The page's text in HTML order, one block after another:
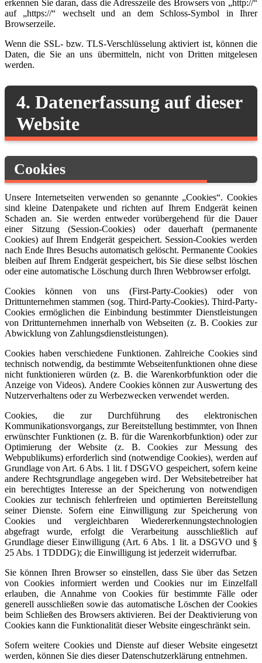
erkennen Sie daran, dass die Adresszeile des Browsers von „http://“
auf „https://“ wechselt und an dem Schloss-Symbol in Ihrer
Browserzeile.
Wenn die SSL- bzw. TLS-Verschlüsselung aktiviert ist, können die
Daten, die Sie an uns übermitteln, nicht von Dritten mitgelesen
werden.
4. Datenerfassung auf dieser
Website
Cookies
Unsere Internetseiten verwenden so genannte „Cookies“. Cookies
sind kleine Datenpakete und richten auf Ihrem Endgerät keinen
Schaden an. Sie werden entweder vorübergehend für die Dauer
einer Sitzung (Session-Cookies) oder dauerhaft (permanente
Cookies) auf Ihrem Endgerät gespeichert. Session-Cookies werden
nach Ende Ihres Besuchs automatisch gelöscht. Permanente Cookies
bleiben auf Ihrem Endgerät gespeichert, bis Sie diese selbst löschen
oder eine automatische Löschung durch Ihren Webbrowser erfolgt.
Cookies können von uns (First-Party-Cookies) oder von
Drittunternehmen stammen (sog. Third-Party-Cookies). Third-Party-
Cookies ermöglichen die Einbindung bestimmter Dienstleistungen
von Drittunternehmen innerhalb von Webseiten (z. B. Cookies zur
Abwicklung von Zahlungsdienstleistungen).
Cookies haben verschiedene Funktionen. Zahlreiche Cookies sind
technisch notwendig, da bestimmte Webseitenfunktionen ohne diese
nicht funktionieren würden (z. B. die Warenkorbfunktion oder die
Anzeige von Videos). Andere Cookies können zur Auswertung des
Nutzerverhaltens oder zu Werbezwecken verwendet werden.
Cookies, die zur Durchführung des elektronischen
Kommunikationsvorgangs, zur Bereitstellung bestimmter, von Ihnen
erwünschter Funktionen (z. B. für die Warenkorbfunktion) oder zur
Optimierung der Website (z. B. Cookies zur Messung des
Webpublikums) erforderlich sind (notwendige Cookies), werden auf
Grundlage von Art. 6 Abs. 1 lit. f DSGVO gespeichert, sofern keine
andere Rechtsgrundlage angegeben wird. Der Websitebetreiber hat
ein berechtigtes Interesse an der Speicherung von notwendigen
Cookies zur technisch fehlerfreien und optimierten Bereitstellung
seiner Dienste. Sofern eine Einwilligung zur Speicherung von
Cookies und vergleichbaren Wiedererkennungstechnologien
abgefragt wurde, erfolgt die Verarbeitung ausschließlich auf
Grundlage dieser Einwilligung (Art. 6 Abs. 1 lit. a DSGVO und §
25 Abs. 1 TDDDG); die Einwilligung ist jederzeit widerrufbar.
Sie können Ihren Browser so einstellen, dass Sie über das Setzen
von Cookies informiert werden und Cookies nur im Einzelfall
erlauben, die Annahme von Cookies für bestimmte Fälle oder
generell ausschließen sowie das automatische Löschen der Cookies
beim Schließen des Browsers aktivieren. Bei der Deaktivierung von
Cookies kann die Funktionalität dieser Website eingeschränkt sein.
Sofern weitere Cookies und Dienste auf dieser Website eingesetzt
werden, können Sie dies dieser Datenschutzerklärung entnehmen.